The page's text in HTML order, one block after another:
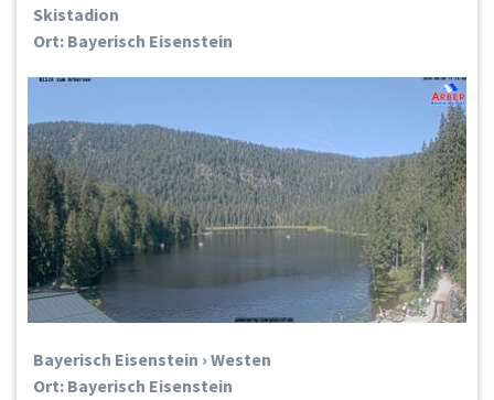
Skistadion
Ort: Bayerisch Eisenstein
Bayerisch Eisenstein › Westen
Ort: Bayerisch Eisenstein